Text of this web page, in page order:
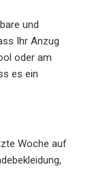
und
Ihr Anzug
oder am
es ein
Woche auf